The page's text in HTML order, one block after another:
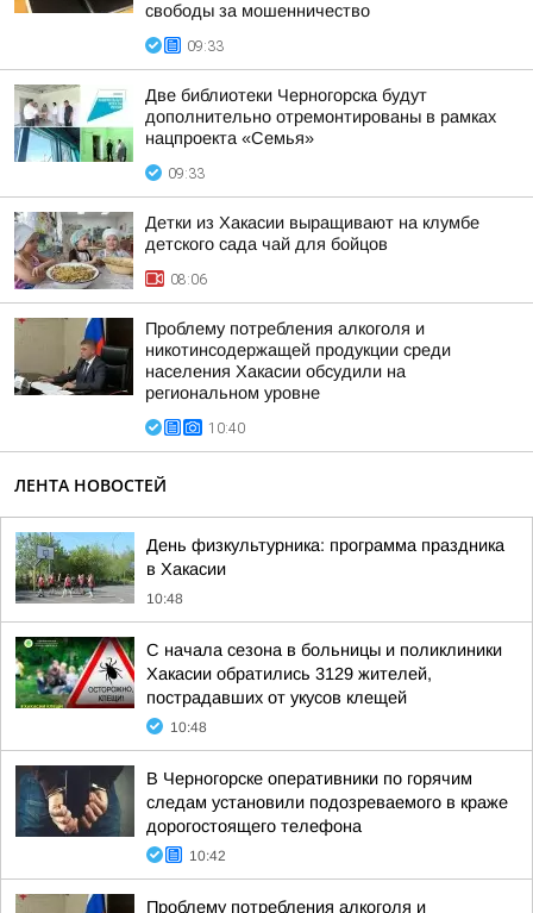
свободы за мошенничество
09:33
Две библиотеки Черногорска будут
дополнительно отремонтированы в рамках
нацпроекта «Семья»
09:33
Детки из Хакасии выращивают на клумбе
детского сада чай для бойцов
08:06
Проблему потребления алкоголя и
никотинсодержащей продукции среди
населения Хакасии обсудили на
региональном уровне
10:40
ЛЕНТА НОВОСТЕЙ
День физкультурника: программа праздника
в Хакасии
10:48
С начала сезона в больницы и поликлиники
Хакасии обратились 3129 жителей,
пострадавших от укусов клещей
10:48
В Черногорске оперативники по горячим
следам установили подозреваемого в краже
дорогостоящего телефона
10:42
Проблему потребления алкоголя и